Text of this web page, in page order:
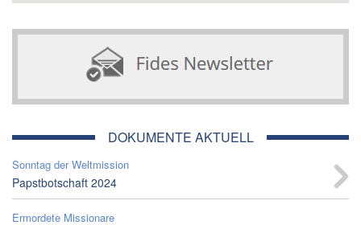
DOKUMENTE AKTUELL
Sonntag der Weltmission
Papstbotschaft 2024
Ermordete Missionare